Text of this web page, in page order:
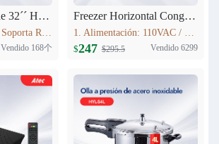
TV Analógico de 32´´ Haitech-32F1
Vendido 168个
Freezer Horizontal Congelador Nevera 5.6cu.ft (155L) BD-155
$247 $295.5 Vendido 6299